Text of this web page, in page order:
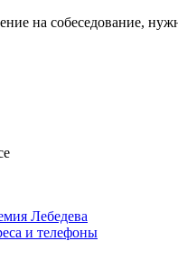
на собеседование,
Лебедева
и телефоны